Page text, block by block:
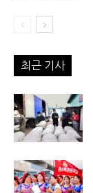
최근 기사